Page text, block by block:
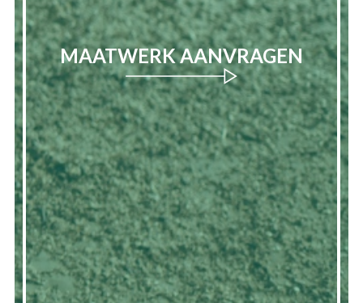
MAATWERK AANVRAGEN